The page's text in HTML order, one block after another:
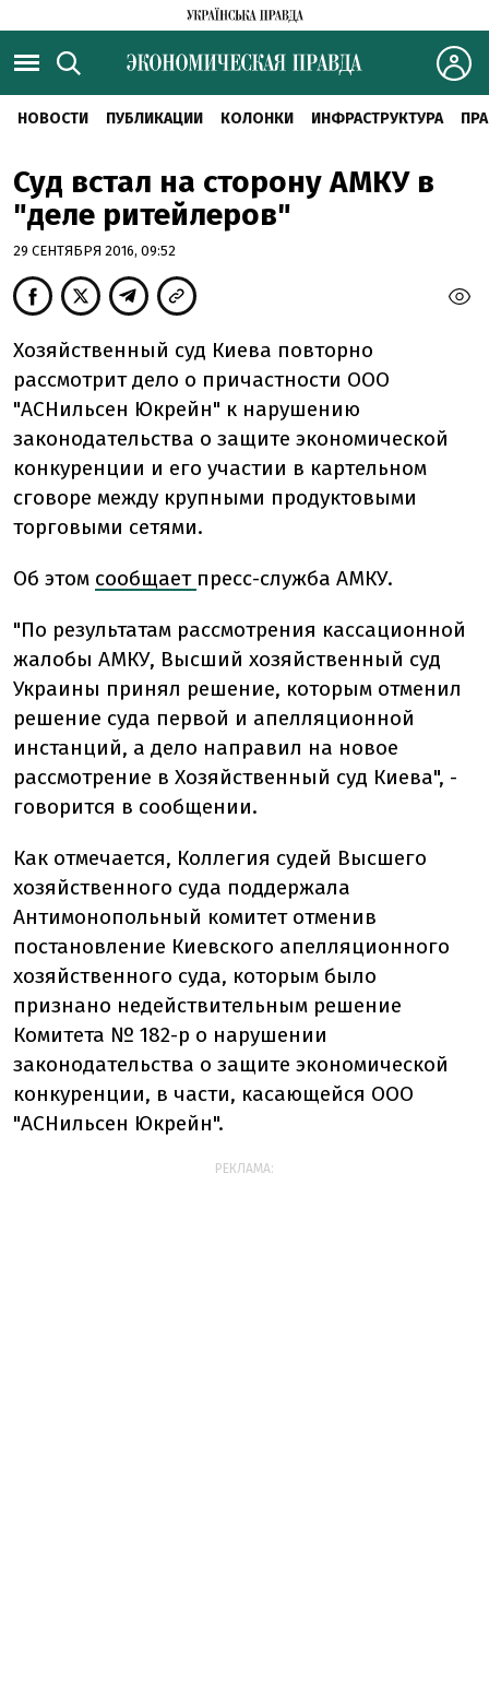
НОВОСТИ ПУБЛИКАЦИИ КОЛОНКИ ИНФРАСТРУКТУРА
Суд встал на сторону АМКУ в
"деле ритейлеров"
29 СЕНТЯБРЯ 2016, 09:52
Хозяйственный суд Киева повторно
рассмотрит дело о причастности ООО
"АСНильсен Юкрейн" к нарушению
законодательства о защите экономической
конкуренции и его участии в картельном
сговоре между крупными продуктовыми
торговыми сетями.
Об этом сообщает пресс-служба АМКУ.
"По результатам рассмотрения кассационной
жалобы АМКУ, Высший хозяйственный суд
Украины принял решение, которым отменил
решение суда первой и апелляционной
инстанций, а дело направил на новое
рассмотрение в Хозяйственный суд Киева", -
говорится в сообщении.
Как отмечается, Коллегия судей Высшего
хозяйственного суда поддержала
Антимонопольный комитет отменив
постановление Киевского апелляционного
хозяйственного суда, которым было
признано недействительным решение
Комитета № 182-р о нарушении
законодательства о защите экономической
конкуренции, в части, касающейся ООО
"АСНильсен Юкрейн".
РЕКЛАМА: